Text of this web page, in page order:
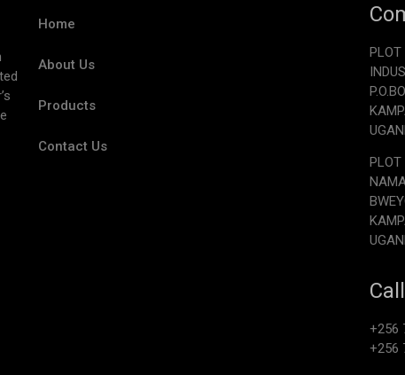
Home
About Us
Products
Contact Us
PLOT
+256
+256